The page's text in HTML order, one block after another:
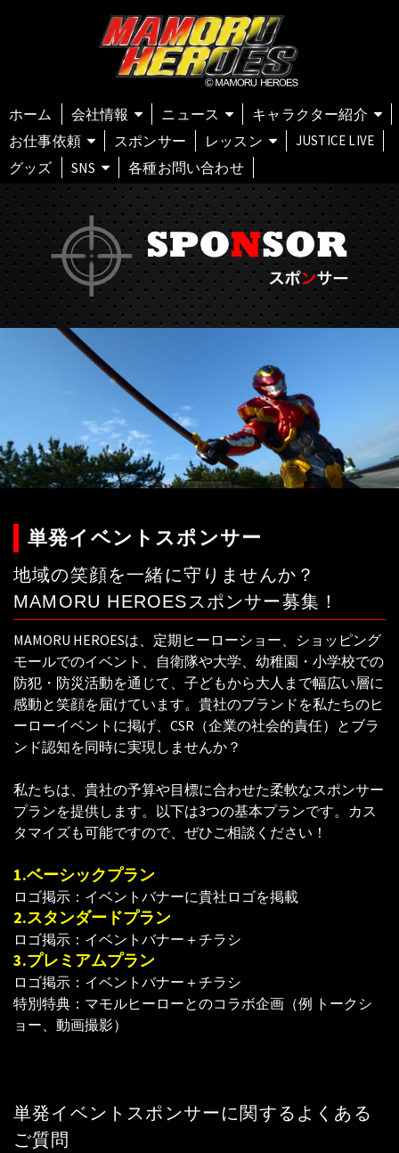
ホーム 会社情報 ニュース
キャラクター紹介
お仕事依頼
スポンサー レッスン JUSTICE LIVE
グッズ SNS 各種お問い合わせ
単発イベントスポンサー
地域の笑顔を一緒に守りませんか？
MAMORU HEROESスポンサー募集！
MAMORU HEROESは、定期ヒーローショー、ショッピング
モールでのイベント、自衛隊や大学、幼稚園・小学校での
防犯・防災活動を通じて、子どもから大人まで幅広い層に
感動と笑顔を届けています。貴社のブランドを私たちのヒ
ーローイベントに掲げ、CSR（企業の社会的責任）とブラ
ンド認知を同時に実現しませんか？
私たちは、貴社の予算や目標に合わせた柔軟なスポンサー
プランを提供します。以下は3つの基本プランです。カス
タマイズも可能ですので、ぜひご相談ください！
1.ベーシックプラン
ロゴ掲示：イベントバナーに貴社ロゴを掲載
2.スタンダードプラン
ロゴ掲示：イベントバナー＋チラシ
3.プレミアムプラン
ロゴ掲示：イベントバナー＋チラシ
特別特典：マモルヒーローとのコラボ企画（例 トークシ
ョー、動画撮影）
単発イベントスポンサーに関するよくある
ご質問